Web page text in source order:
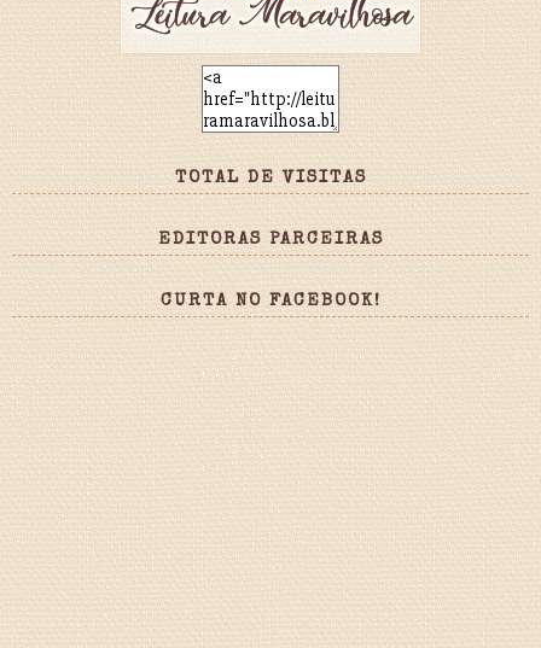
TOTAL DE VISITAS
EDITORAS PARCEIRAS
CURTA NO FACEBOOK!